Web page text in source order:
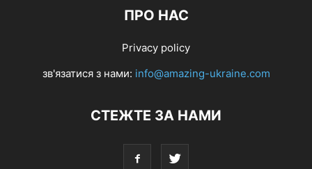
ПРО НАС
Privacy policy
зв'язатися з нами: info@amazing-ukraine.com
СТЕЖТЕ ЗА НАМИ